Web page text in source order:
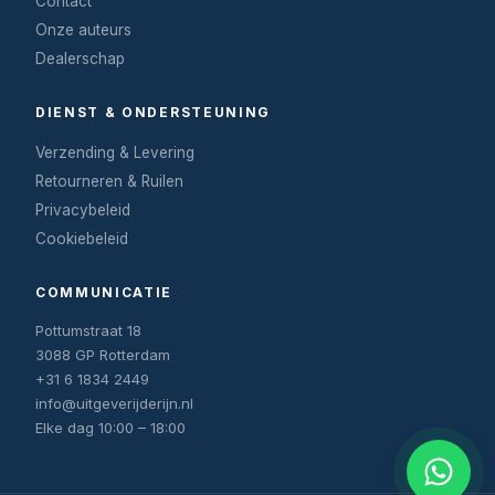
Onze auteurs
Dealerschap
DIENST & ONDERSTEUNING
Verzending & Levering
Retourneren & Ruilen
Privacybeleid
Cookiebeleid
COMMUNICATIE
Pottumstraat 18
3088 GP Rotterdam
+31 6 1834 2449
info@uitgeverijderijn.nl
Elke dag 10:00 – 18:00